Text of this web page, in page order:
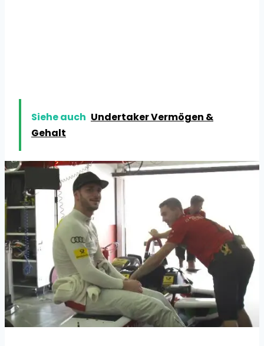
Siehe auch Undertaker Vermögen &
Gehalt